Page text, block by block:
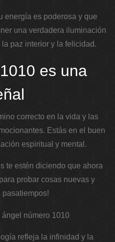
energía es poderosa y que
una verdadera iluminación
paz interior y la felicidad.
es una
correcto en la vida y las
Estás en el buen
espiritual y mental.
te estén diciendo que ahora
probar cosas nuevas y
pasatiempos!
refleja la infinidad y la